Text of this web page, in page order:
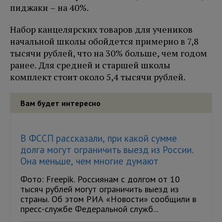
пиджаки – на 40%.
Набор канцелярских товаров для учеников
начальной школы обойдется примерно в 7,8
тысячи рублей, что на 30% больше, чем годом
ранее. Для средней и старшей школы
комплект стоит около 5,4 тысячи рублей.
Вам будет интересно
В ФССП рассказали, при какой сумме
долга могут ограничить выезд из России.
Она меньше, чем многие думают
Фото: Freepik. Россиянам с долгом от 10
тысяч рублей могут ограничить выезд из
страны. Об этом РИА «Новости» сообщили в
пресс-службе Федеральной служб...